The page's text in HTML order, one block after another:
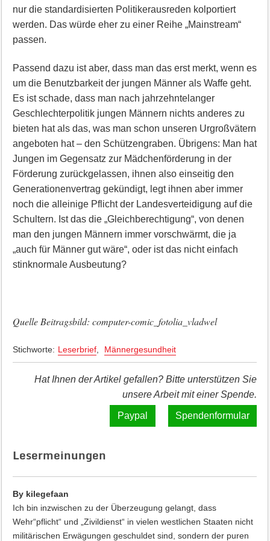
nur die standardisierten Politikerausreden kolportiert
werden. Das würde eher zu einer Reihe „Mainstream“
passen.
Passend dazu ist aber, dass man das erst merkt, wenn es
um die Benutzbarkeit der jungen Männer als Waffe geht.
Es ist schade, dass man nach jahrzehntelanger
Geschlechterpolitik jungen Männern nichts anderes zu
bieten hat als das, was man schon unseren Urgroßvätern
angeboten hat – den Schützengraben. Übrigens: Man hat
Jungen im Gegensatz zur Mädchenförderung in der
Förderung zurückgelassen, ihnen also einseitig den
Generationenvertrag gekündigt, legt ihnen aber immer
noch die alleinige Pflicht der Landesverteidigung auf die
Schultern. Ist das die „Gleichberechtigung“, von denen
man den jungen Männern immer vorschwärmt, die ja
„auch für Männer gut wäre“, oder ist das nicht einfach
stinknormale Ausbeutung?
Quelle Beitragsbild: computer-comic_fotolia_vladwel
Stichworte: Leserbrief, Männergesundheit
Hat Ihnen der Artikel gefallen? Bitte unterstützen Sie
unsere Arbeit mit einer Spende.
Spendenformular
Lesermeinungen
By kilegefaan
Ich bin inzwischen zu der Überzeugung gelangt, dass
Wehr“pflicht“ und „Zivildienst“ in vielen westlichen Staaten nicht
militärischen Erwägungen geschuldet sind, sondern der puren